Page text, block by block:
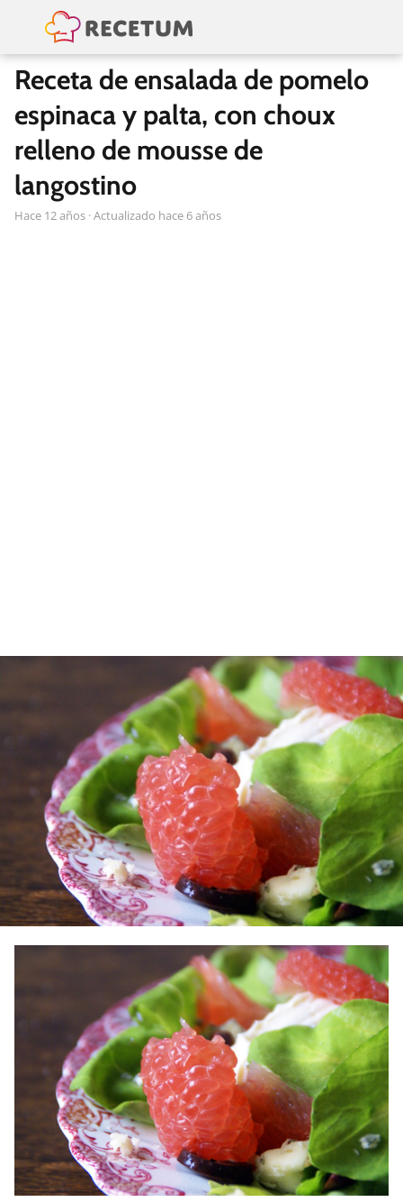
Receta de ensalada de pomelo
espinaca y palta, con choux
relleno de mousse de
langostino
hace 12 años · Actualizado hace 6 años